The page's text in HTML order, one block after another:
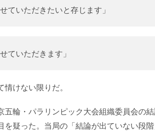
ていただきたいと存じます」
ていただきます」
けない限りだ。
五輪・パラリンピック大会組織委員会の
疑った。当局の「結論が出ていない段